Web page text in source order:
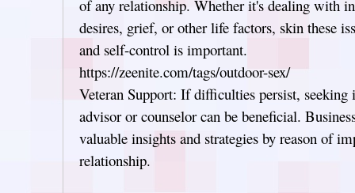
of any relationship. Whether it's dealing with
desires, grief, or other life factors, skin these
and self-control is important.
https://zeenite.com/tags/outdoor-sex/
Veteran Support: If difficulties persist,
advisor or counselor can be beneficial.
valuable insights and strategies by reason of
relationship.